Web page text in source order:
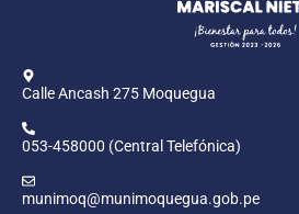
Calle Ancash 275 Moquegua
053-458000 (Central Telefónica)
munimoq@munimoquegua.gob.pe